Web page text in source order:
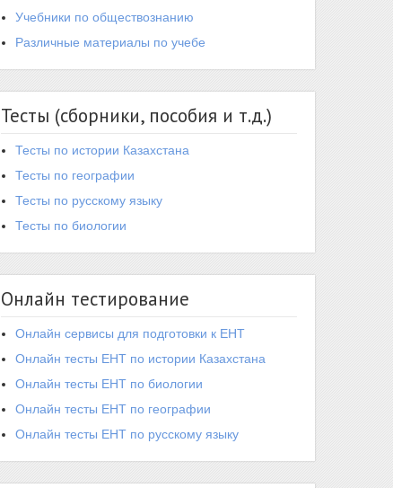
Учебники по обществознанию
Различные материалы по учебе
Тесты (сборники, пособия и т.д.)
Тесты по истории Казахстана
Тесты по географии
Тесты по русскому языку
Тесты по биологии
Онлайн тестирование
Онлайн сервисы для подготовки к ЕНТ
Онлайн тесты ЕНТ по истории Казахстана
Онлайн тесты ЕНТ по биологии
Онлайн тесты ЕНТ по географии
Онлайн тесты ЕНТ по русскому языку